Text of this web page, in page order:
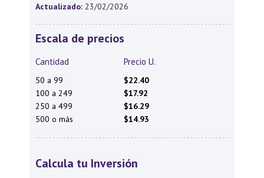
Actualizado: 23/02/2026
Escala de precios
Cantidad Precio U.
50 a 99
$22.40
100 a 249
$17.92
250 a 499
$16.29
500 o más
$14.93
Calcula tu Inversión